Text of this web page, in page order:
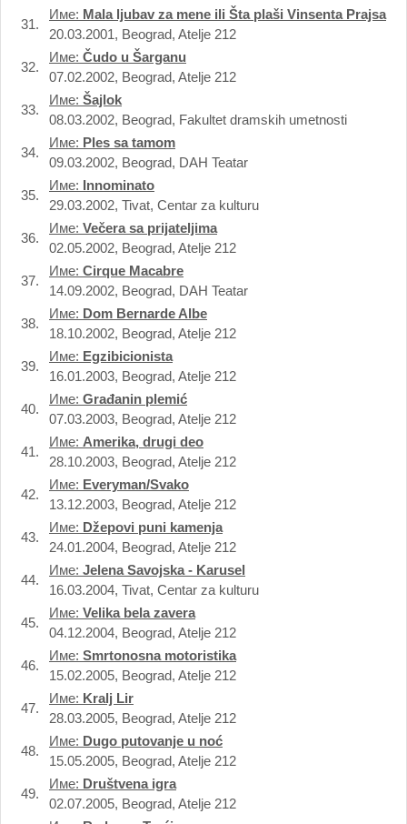
31.
Име: Mala ljubav za mene ili Šta plaši Vinsenta Prajsa
20.03.2001, Beograd, Atelje 212
32.
Име: Čudo u Šarganu
07.02.2002, Beograd, Atelje 212
33.
Име: Šajlok
08.03.2002, Beograd, Fakultet dramskih umetnosti
34.
Име: Ples sa tamom
09.03.2002, Beograd, DAH Teatar
35.
Име: Innominato
29.03.2002, Tivat, Centar za kulturu
36.
Име: Večera sa prijateljima
02.05.2002, Beograd, Atelje 212
37.
Име: Cirque Macabre
14.09.2002, Beograd, DAH Teatar
38.
Име: Dom Bernarde Albe
18.10.2002, Beograd, Atelje 212
39.
Име: Egzibicionista
16.01.2003, Beograd, Atelje 212
40.
Име: Građanin plemić
07.03.2003, Beograd, Atelje 212
41.
Име: Amerika, drugi deo
28.10.2003, Beograd, Atelje 212
42.
Име: Everyman/Svako
13.12.2003, Beograd, Atelje 212
43.
Име: Džepovi puni kamenja
24.01.2004, Beograd, Atelje 212
44.
Име: Jelena Savojska - Karusel
16.03.2004, Tivat, Centar za kulturu
45.
Име: Velika bela zavera
04.12.2004, Beograd, Atelje 212
46.
Име: Smrtonosna motoristika
15.02.2005, Beograd, Atelje 212
47.
Име: Kralj Lir
28.03.2005, Beograd, Atelje 212
48.
Име: Dugo putovanje u noć
15.05.2005, Beograd, Atelje 212
49.
Име: Društvena igra
02.07.2005, Beograd, Atelje 212